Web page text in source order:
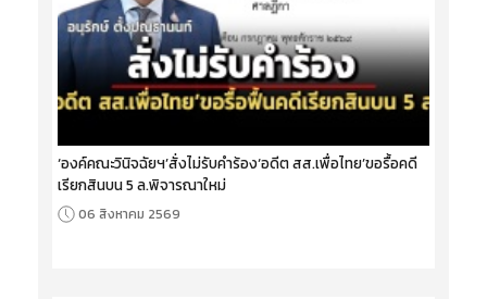
‘องค์คณะวินิจฉัยฯ’สั่งไม่รับคำร้อง‘อดีต สส.เพื่อไทย’ขอรื้อคดี
เรียกสินบน 5 ล.พิจารณาใหม่
06 สิงหาคม 2569